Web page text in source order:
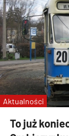
To już
Aktualności